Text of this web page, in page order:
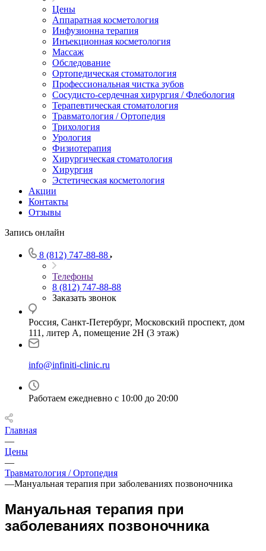
Цены
Аппаратная косметология
Инфузионна терапия
Инъекционная косметология
Массаж
Обследование
Ортопедическая стоматология
Профессиональная чистка зубов
Сосудисто-сердечная хирургия / Флебология
Терапевтическая стоматология
Травматология / Ортопедия
Трихология
Урология
Физиотерапия
Хирургическая стоматология
Хирургия
Эстетическая косметология
Акции
Контакты
Отзывы
Запись онлайн
8 (812) 747-88-88
Телефоны
8 (812) 747-88-88
Заказать звонок
Россия, Санкт-Петербург, Московский проспект, дом
111, литер А, помещение 2Н (3 этаж)
info@infiniti-clinic.ru
Работаем ежедневно с 10:00 до 20:00
Главная
—
Цены
—
Травматология / Ортопедия
—Мануальная терапия при заболеваниях позвоночника
Мануальная терапия при
заболеваниях позвоночника